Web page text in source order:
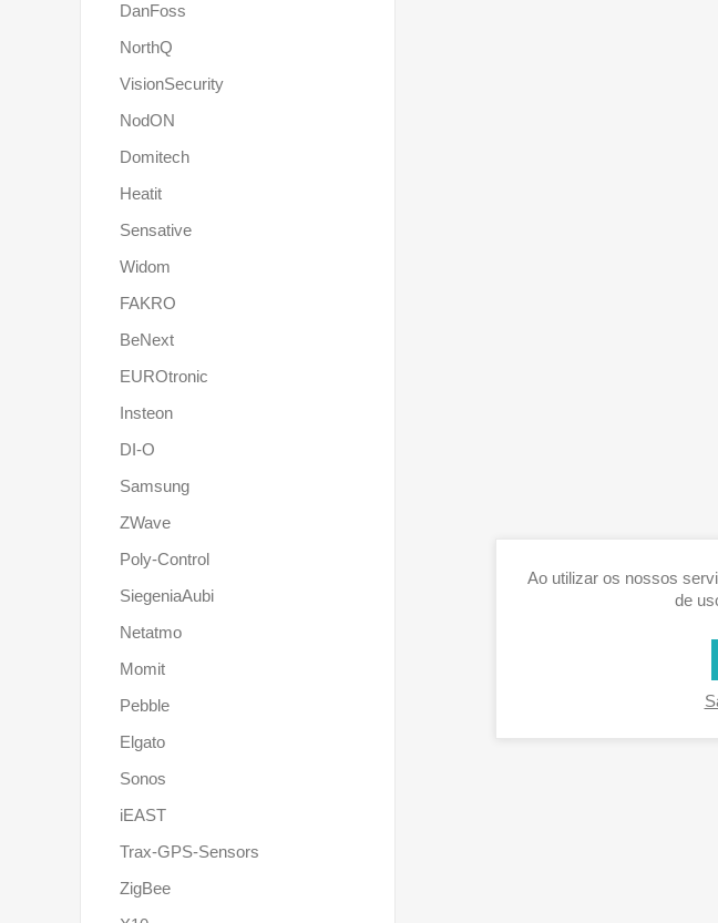
DanFoss
NorthQ
VisionSecurity
NodON
Domitech
Heatit
Sensative
Widom
FAKRO
BeNext
EUROtronic
Insteon
DI-O
Samsung
ZWave
Poly-Control
SiegeniaAubi
Netatmo
Momit
Pebble
Elgato
Sonos
iEAST
Trax-GPS-Sensors
ZigBee
Ao utilizar os nossos
de